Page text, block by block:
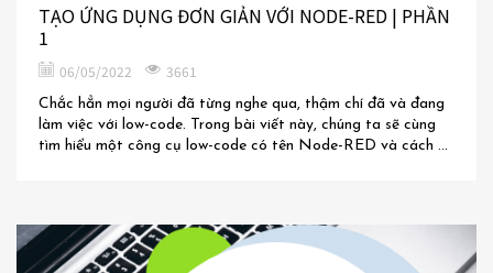
TẠO ỨNG DỤNG ĐƠN GIẢN VỚI NODE-RED | PHẦN
1
06/05/2022 3661
Chắc hẳn mọi người đã từng nghe qua, thậm chí đã và đang
làm việc với low-code. Trong bài viết này, chúng ta sẽ cùng
tìm hiểu một công cụ low-code có tên Node-RED và cách ...